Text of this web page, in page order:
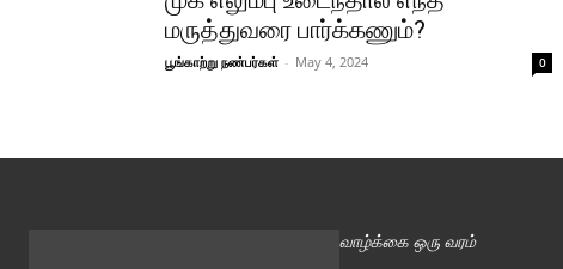
மருத்துவரை பார்க்கணும்?
பூங்காற்று நண்பர்கள் - May 4, 2024 0
வாழ்க்கை ஒரு வரம்